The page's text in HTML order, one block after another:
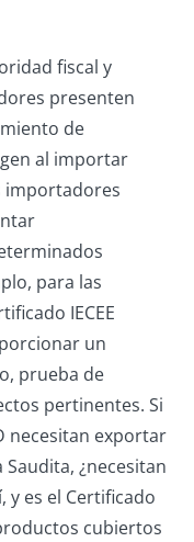
fiscal y
presenten
de
al importar
importadores
para las
IECEE
un
prueba de
pertinentes. Si
necesitan exportar
¿necesitan
y es el Certificado
cubiertos